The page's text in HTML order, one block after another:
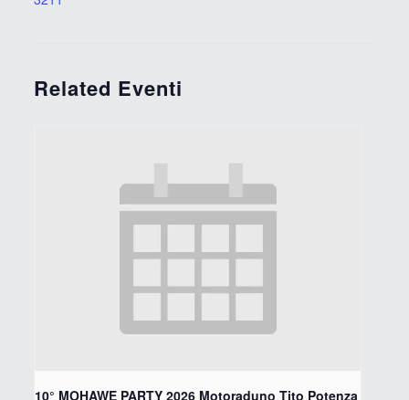
Related Eventi
10° MOHAWE PARTY 2026 Motoraduno Tito Potenza